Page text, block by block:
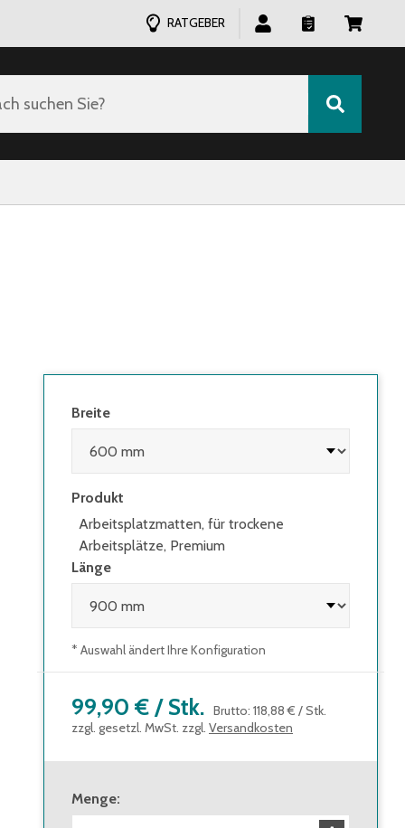
RATGEBER
suchen Sie?
Breite
Produkt
Arbeitsplatzmatten, für trockene
Arbeitsplätze, Premium
Länge
* Auswahl ändert Ihre Konfiguration
99,90 € / Stk. Brutto: 118,88 € /Stk.
zzgl. gesetzl. MwSt. zzgl. Versandkosten
Menge: